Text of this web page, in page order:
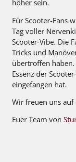
höher sein.
Für Scooter-Fans
Tag voller
Scooter-Vibe. Die
Tricks und
übertroffen haben.
Essenz der
eingefangen hat.
Wir freuen uns auf
Euer Team von